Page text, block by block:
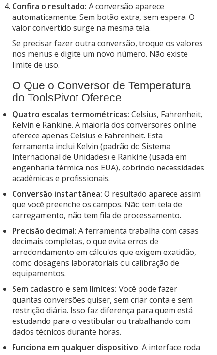
Confira o resultado: A conversão aparece
automaticamente. Sem botão extra, sem espera. O
valor convertido surge na mesma tela.
Se precisar fazer outra conversão, troque os valores
nos menus e digite um novo número. Não existe
limite de uso.
O Que o Conversor de Temperatura
do ToolsPivot Oferece
Quatro escalas termométricas: Celsius, Fahrenheit,
Kelvin e Rankine. A maioria dos conversores online
oferece apenas Celsius e Fahrenheit. Esta
ferramenta inclui Kelvin (padrão do Sistema
Internacional de Unidades) e Rankine (usada em
engenharia térmica nos EUA), cobrindo necessidades
acadêmicas e profissionais.
Conversão instantânea: O resultado aparece assim
que você preenche os campos. Não tem tela de
carregamento, não tem fila de processamento.
Precisão decimal: A ferramenta trabalha com casas
decimais completas, o que evita erros de
arredondamento em cálculos que exigem exatidão,
como dosagens laboratoriais ou calibração de
equipamentos.
Sem cadastro e sem limites: Você pode fazer
quantas conversões quiser, sem criar conta e sem
restrição diária. Isso faz diferença para quem está
estudando para o vestibular ou trabalhando com
dados técnicos durante horas.
Funciona em qualquer dispositivo: A interface roda